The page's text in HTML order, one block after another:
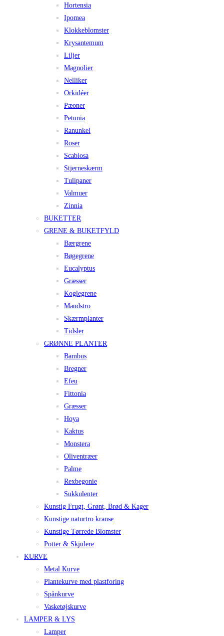
Hortensia
Ipomea
Klokkeblomster
Krysantemum
Liljer
Magnolier
Nelliker
Orkidéer
Pæoner
Petunia
Ranunkel
Roser
Scabiosa
Stjerneskærm
Tulipaner
Valmuer
Zinnia
BUKETTER
GRENE & BUKETFYLD
Bærgrene
Bøgegrene
Eucalyptus
Græsser
Koglegrene
Mandstro
Skærmplanter
Tidsler
GRØNNE PLANTER
Bambus
Bregner
Efeu
Fittonia
Græsser
Hoya
Kaktus
Monstera
Oliventræer
Palme
Rexbegonie
Sukkulenter
Kunstig Frugt, Grønt, Brød & Kager
Kunstige naturtro kranse
Kunstige Tørrede Blomster
Potter & Skjulere
KURVE
Metal Kurve
Plantekurve med plastforing
Spånkurve
Vasketøjskurve
LAMPER & LYS
Lamper